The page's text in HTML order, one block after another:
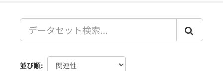
並び順